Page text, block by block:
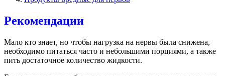
Рекомендации
Мало кто знает, но чтобы нагрузка на нервы была снижена,
необходимо питаться часто и небольшими порциями, а также
пить достаточное количество жидкости.